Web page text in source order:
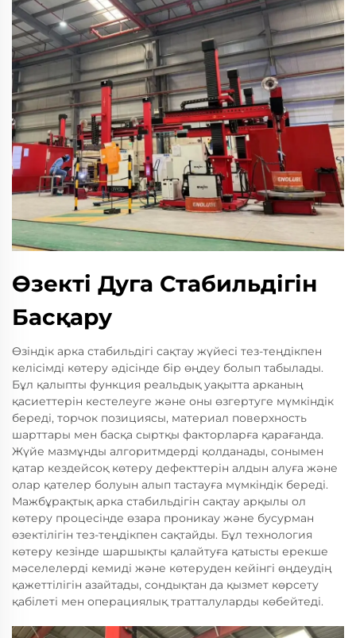
Өзекті Дуга Стабильдігін
Басқару
Өзіндік арка стабильдігі сақтау жүйесі тез-теңдікпен
келісімді көтеру әдісінде бір өңдеу болып табылады.
Бұл қалыпты функция реальдық уақытта арканың
қасиеттерін кестелеуге және оны өзгертуге мүмкіндік
береді, торчок позициясы, материал поверхность
шарттары мен басқа сыртқы факторларға қарағанда.
Жүйе мазмұнды алгоритмдерді қолданады, сонымен
қатар кездейсоқ көтеру дефекттерін алдын алуға және
олар қателер болуын алып тастауға мүмкіндік береді.
Мажбұрақтық арка стабильдігін сақтау арқылы ол
көтеру процесінде өзара проникау және бусурман
өзектілігін тез-теңдікпен сақтайды. Бұл технология
көтеру кезінде шаршықты қалайтуға қатысты ерекше
мәселелерді кемиді және көтеруден кейінгі өңдеудің
қажеттілігін азайтады, сондықтан да қызмет көрсету
қабілеті мен операциялық тратталуларды көбейтеді.